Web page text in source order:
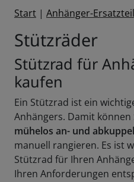
Start | Anhänger-
Stützräder
Stützrad für
kaufen
Ein Stützrad ist ein
Anhängers. Damit können
mühelos an- und
manuell rangieren. Es ist
Stützrad für Ihren
Ihren Anforderungen